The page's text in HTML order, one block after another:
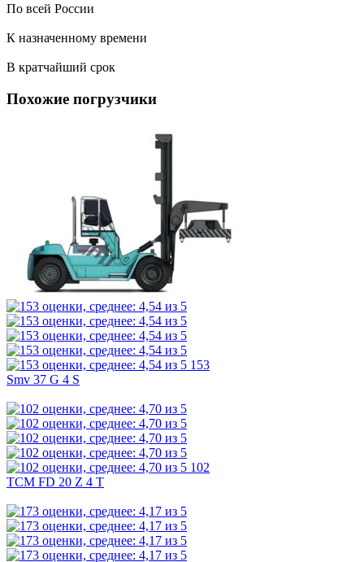
По всей России
К назначенному времени
В кратчайший срок
Похожие погрузчики
153
Smv 37 G 4 S
102
TCM FD 20 Z 4 T